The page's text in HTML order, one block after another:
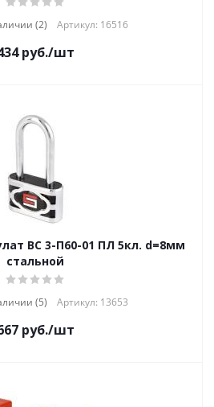
(2) Артикул: 16516
руб./шт
ВС 3-П60-01 ПЛ 5кл. d=8мм
стальной
(5) Артикул: 13653
руб./шт